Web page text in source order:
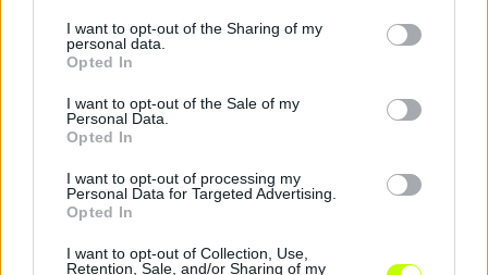
not limited to your visit or usage behaviour. You may click to
grant or deny consent to Google and its third-party tags to
use your data for below specified purposes in below Google
consent section.
I want to opt-out of the Sharing of my
personal data.
Opted In
I want to opt-out of the Sale of my
Personal Data.
Opted In
I want to opt-out of processing my
Personal Data for Targeted Advertising.
Opted In
I want to opt-out of Collection, Use,
Retention, Sale, and/or Sharing of my